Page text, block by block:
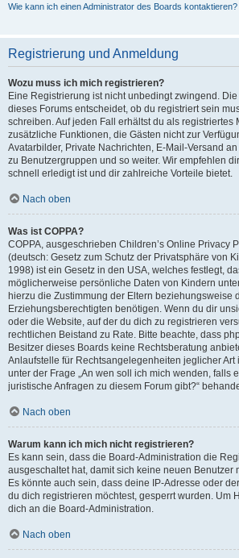
Wie kann ich einen Administrator des Boards kontaktieren?
Registrierung und Anmeldung
Wozu muss ich mich registrieren?
Eine Registrierung ist nicht unbedingt zwingend.
dieses Forums entscheidet, ob du registriert sein
schreiben. Auf jeden Fall erhältst du als registriertes
zusätzliche Funktionen, die Gästen nicht zur
Avatarbilder, Private Nachrichten, E-Mail-Versand
zu Benutzergruppen und so weiter. Wir empfehlen
schnell erledigt ist und dir zahlreiche Vorteile bietet.
Nach oben
Was ist COPPA?
COPPA, ausgeschrieben Children’s Online Privacy
(deutsch: Gesetz zum Schutz der Privatsphäre von
1998) ist ein Gesetz in den USA, welches festlegt,
möglicherweise persönliche Daten von Kindern
hierzu die Zustimmung der Eltern beziehungsweise
Erziehungsberechtigten benötigen. Wenn du dir
oder die Website, auf der du dich zu registrieren
rechtlichen Beistand zu Rate. Bitte beachte, dass
Besitzer dieses Boards keine Rechtsberatung
Anlaufstelle für Rechtsangelegenheiten jeglicher Art
unter der Frage „An wen soll ich mich wenden, falls
juristische Anfragen zu diesem Forum gibt?“
Nach oben
Warum kann ich mich nicht registrieren?
Es kann sein, dass die Board-Administration die
ausgeschaltet hat, damit sich keine neuen Benutzer
Es könnte auch sein, dass deine IP-Adresse oder
du dich registrieren möchtest, gesperrt wurden. Um
dich an die Board-Administration.
Nach oben